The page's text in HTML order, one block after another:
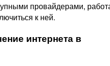
провайдерами,
к ней.
интернета в